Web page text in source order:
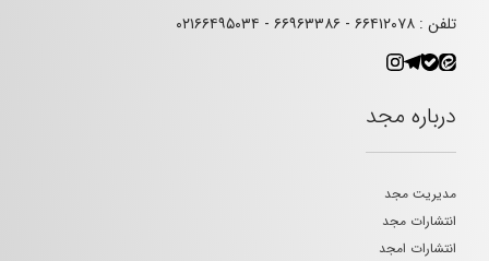
تلفن : ۶۶۴۱۲۰۷۸ - ۶۶۹۶۳۳۸۶ - ۰۲۱۶۶۴۹۵۰۳۴
درباره مجد
مدیریت مجد
انتشارات مجد
انتشارات امجد